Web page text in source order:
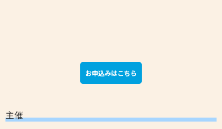
お申込みはこちら
主催